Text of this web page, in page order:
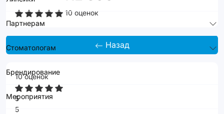
Партнерам
Стоматологам
Брендирование
Мероприятия
10 оценок
Назад
10 оценок
5
5